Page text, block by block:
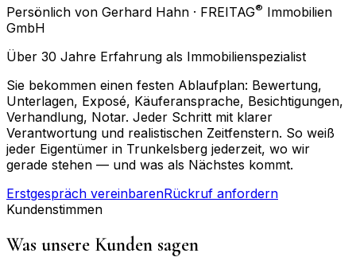
Persönlich von Gerhard Hahn · FREITAG® Immobilien
GmbH
Über 30 Jahre Erfahrung als Immobilienspezialist
Sie bekommen einen festen Ablaufplan: Bewertung,
Unterlagen, Exposé, Käuferansprache, Besichtigungen,
Verhandlung, Notar. Jeder Schritt mit klarer
Verantwortung und realistischen Zeitfenstern. So weiß
jeder Eigentümer in Trunkelsberg jederzeit, wo wir
gerade stehen — und was als Nächstes kommt.
Erstgespräch vereinbarenRückruf anfordern
Kundenstimmen
Was unsere Kunden sagen